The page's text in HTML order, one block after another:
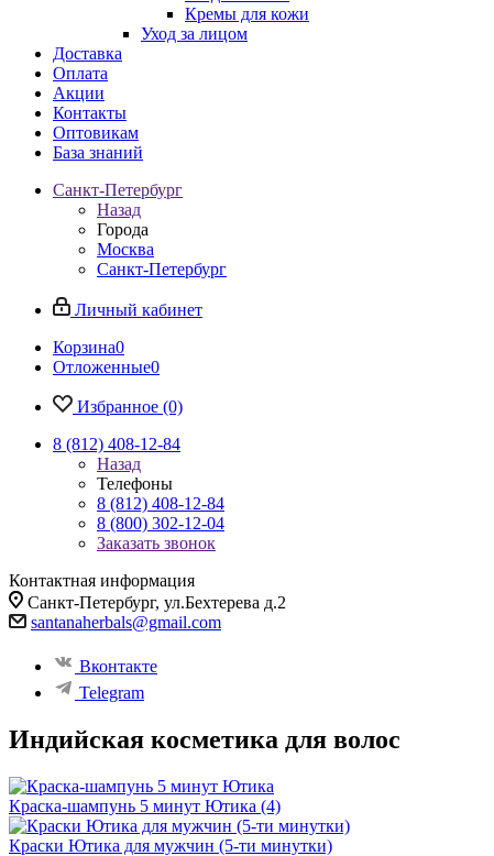
Кремы для кожи
Уход за лицом
Доставка
Оплата
Акции
Контакты
Оптовикам
База знаний
Санкт-Петербург
Назад
Города
Москва
Санкт-Петербург
Личный кабинет
Корзина0
Отложенные0
Избранное (0)
8 (812) 408-12-84
Назад
Телефоны
8 (812) 408-12-84
8 (800) 302-12-04
Заказать звонок
Контактная информация
Санкт-Петербург, ул.Бехтерева д.2
santanaherbals@gmail.com
Вконтакте
Telegram
Индийская косметика для волос
Краска-шампунь 5 минут Ютика (4)
Краски Ютика для мужчин (5-ти минутки)